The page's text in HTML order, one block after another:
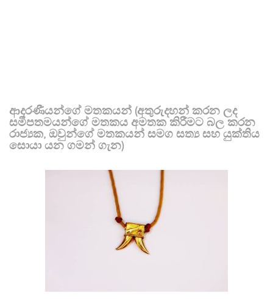
ආදරණීයන්ගේ මතකයන් (අතුරුදහන් කරන ලද
සමීපතමයන්ගේ මතකය අමතක කිරීමට බල කරන
රාජ්‍යක, ඔවුන්ගේ මතකයන් සමග සත්‍ය සහ යුක්තිය
සොයා යන ගමන් ගැන)